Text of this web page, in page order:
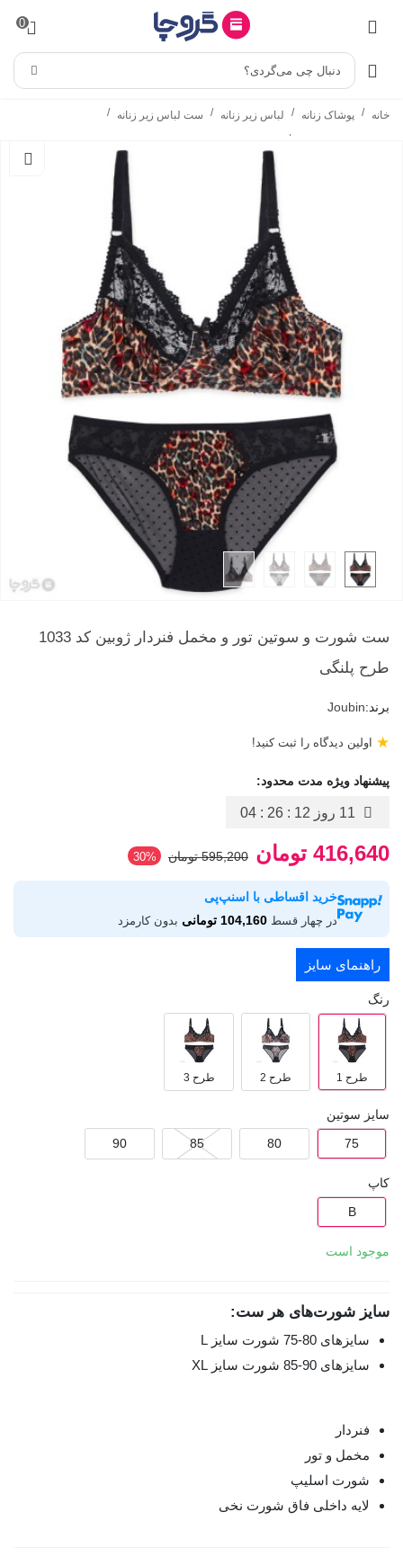
0
دنبال چی می‌گردی؟
خانه / پوشاک زنانه / لباس زیر زنانه / ست لباس زیر زنانه /
/
ست شورت و سوتین تور و مخمل فنردار ژوبین کد 1033
طرح پلنگی
برند:Joubin
اولین دیدگاه را ثبت کنید! ★
پیشنهاد ویژه مدت محدود:
11 روز 04 : 26 : 11
416,640 تومان 595,200 تومان ‎30%
خرید اقساطی با اسنپ‌پی
در چهار قسط 104,160 تومانی بدون کارمزد
راهنمای سایز
رنگ
طرح 1 طرح 2 طرح 3
سایز سوتین
75
80
85
90
کاپ
B
موجود است
سایز شورت‌های هر ست:
سایزهای 80-75 شورت سایز L
سایزهای 90-85 شورت سایز XL
فنردار
مخمل و تور
شورت اسلیپ
لایه داخلی فاق شورت نخی